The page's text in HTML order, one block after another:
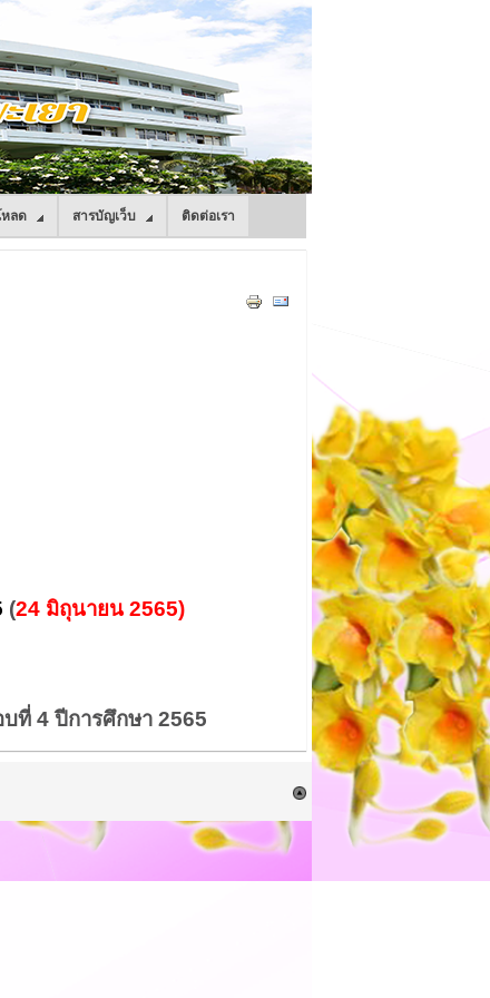
ลด สารบัญเว็บ ติดต่อเรา
(24 มิถุนายน 2565)
ที่ 4 ปีการศึกษา 2565